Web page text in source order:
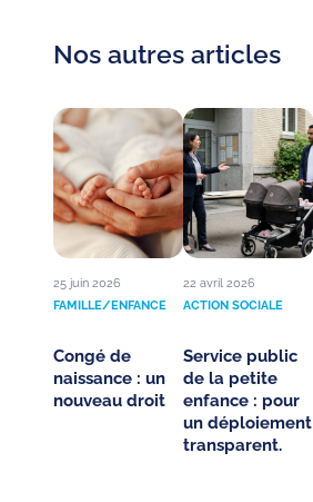
Nos autres articles
25 juin 2026
FAMILLE/ENFANCE
Congé de
naissance : un
nouveau droit
22 avril 2026
ACTION SOCIALE
Service public
de la petite
enfance : pour
un déploiement
transparent.